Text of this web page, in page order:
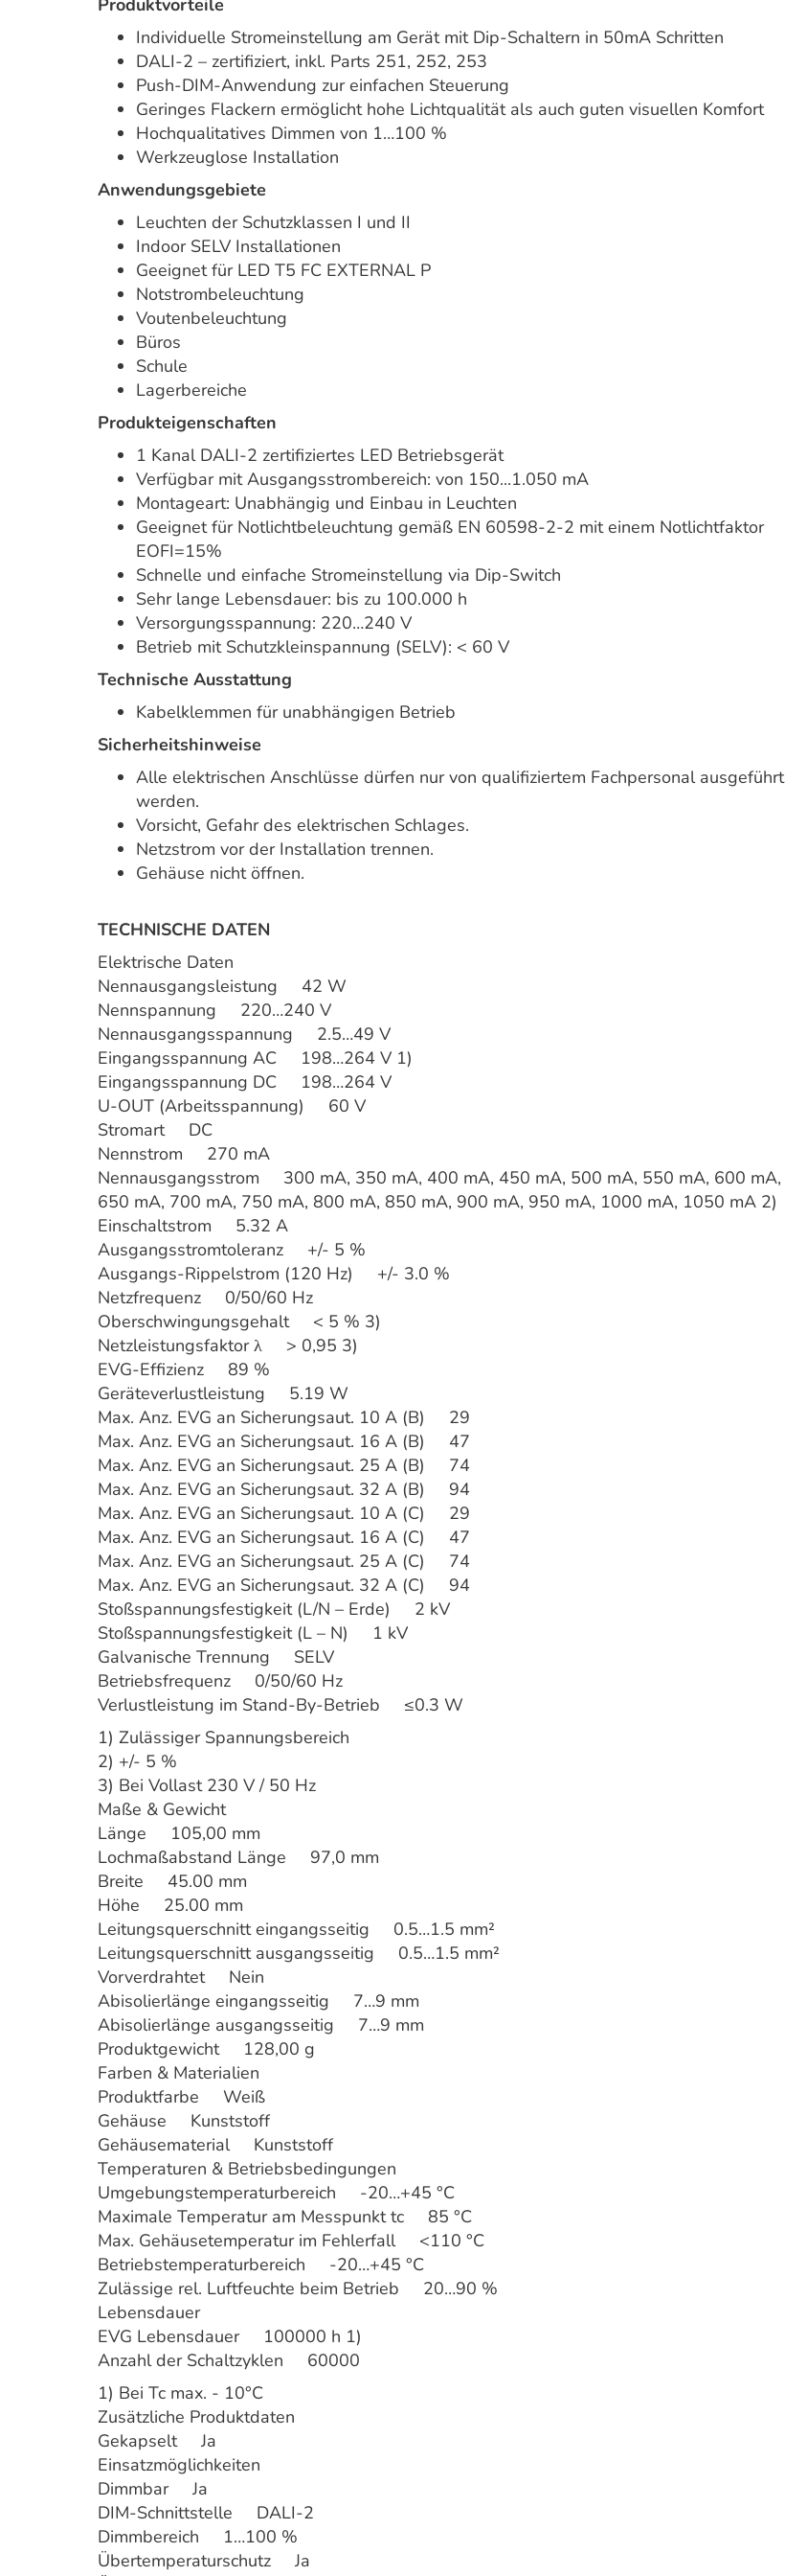
Produktvorteile
Individuelle Stromeinstellung am Gerät mit Dip-Schaltern in 50mA Schritten
DALI-2 – zertifiziert, inkl. Parts 251, 252, 253
Push-DIM-Anwendung zur einfachen Steuerung
Geringes Flackern ermöglicht hohe Lichtqualität als auch guten visuellen Komfort
Hochqualitatives Dimmen von 1…100 %
Werkzeuglose Installation
Anwendungsgebiete
Leuchten der Schutzklassen I und II
Indoor SELV Installationen
Geeignet für LED T5 FC EXTERNAL P
Notstrombeleuchtung
Voutenbeleuchtung
Büros
Schule
Lagerbereiche
Produkteigenschaften
1 Kanal DALI-2 zertifiziertes LED Betriebsgerät
Verfügbar mit Ausgangsstrombereich: von 150...1.050 mA
Montageart: Unabhängig und Einbau in Leuchten
Geeignet für Notlichtbeleuchtung gemäß EN 60598-2-2 mit einem Notlichtfaktor
EOFI=15%
Schnelle und einfache Stromeinstellung via Dip-Switch
Sehr lange Lebensdauer: bis zu 100.000 h
Versorgungsspannung: 220…240 V
Betrieb mit Schutzkleinspannung (SELV): < 60 V
Technische Ausstattung
Kabelklemmen für unabhängigen Betrieb
Sicherheitshinweise
Alle elektrischen Anschlüsse dürfen nur von qualifiziertem Fachpersonal ausgeführt
werden.
Vorsicht, Gefahr des elektrischen Schlages.
Netzstrom vor der Installation trennen.
Gehäuse nicht öffnen.
TECHNISCHE DATEN
Elektrische Daten
Nennausgangsleistung 42 W
Nennspannung 220…240 V
Nennausgangsspannung 2.5…49 V
Eingangsspannung AC 198…264 V 1)
Eingangsspannung DC 198…264 V
U-OUT (Arbeitsspannung) 60 V
Stromart DC
Nennstrom 270 mA
Nennausgangsstrom 300 mA, 350 mA, 400 mA, 450 mA, 500 mA, 550 mA, 600 mA,
650 mA, 700 mA, 750 mA, 800 mA, 850 mA, 900 mA, 950 mA, 1000 mA, 1050 mA 2)
Einschaltstrom 5.32 A
Ausgangsstromtoleranz +/- 5 %
Ausgangs-Rippelstrom (120 Hz) +/- 3.0 %
Netzfrequenz 0/50/60 Hz
Oberschwingungsgehalt < 5 % 3)
Netzleistungsfaktor λ > 0,95 3)
EVG-Effizienz 89 %
Geräteverlustleistung 5.19 W
Max. Anz. EVG an Sicherungsaut. 10 A (B) 29
Max. Anz. EVG an Sicherungsaut. 16 A (B) 47
Max. Anz. EVG an Sicherungsaut. 25 A (B) 74
Max. Anz. EVG an Sicherungsaut. 32 A (B) 94
Max. Anz. EVG an Sicherungsaut. 10 A (C) 29
Max. Anz. EVG an Sicherungsaut. 16 A (C) 47
Max. Anz. EVG an Sicherungsaut. 25 A (C) 74
Max. Anz. EVG an Sicherungsaut. 32 A (C) 94
Stoßspannungsfestigkeit (L/N – Erde) 2 kV
Stoßspannungsfestigkeit (L – N) 1 kV
Galvanische Trennung SELV
Betriebsfrequenz 0/50/60 Hz
Verlustleistung im Stand-By-Betrieb ≤0.3 W
1) Zulässiger Spannungsbereich
2) +/- 5 %
3) Bei Vollast 230 V / 50 Hz
Maße & Gewicht
Länge 105,00 mm
Lochmaßabstand Länge 97,0 mm
Breite 45.00 mm
Höhe 25.00 mm
Leitungsquerschnitt eingangsseitig 0.5…1.5 mm²
Leitungsquerschnitt ausgangsseitig 0.5…1.5 mm²
Vorverdrahtet Nein
Abisolierlänge eingangsseitig 7…9 mm
Abisolierlänge ausgangsseitig 7…9 mm
Produktgewicht 128,00 g
Farben & Materialien
Produktfarbe Weiß
Gehäuse Kunststoff
Gehäusematerial Kunststoff
Temperaturen & Betriebsbedingungen
Umgebungstemperaturbereich -20…+45 °C
Maximale Temperatur am Messpunkt tc 85 °C
Max. Gehäusetemperatur im Fehlerfall <110 °C
Betriebstemperaturbereich -20…+45 °C
Zulässige rel. Luftfeuchte beim Betrieb 20…90 %
Lebensdauer
EVG Lebensdauer 100000 h 1)
Anzahl der Schaltzyklen 60000
1) Bei Tc max. - 10°C
Zusätzliche Produktdaten
Gekapselt Ja
Einsatzmöglichkeiten
Dimmbar Ja
DIM-Schnittstelle DALI-2
Dimmbereich 1…100 %
Übertemperaturschutz Ja